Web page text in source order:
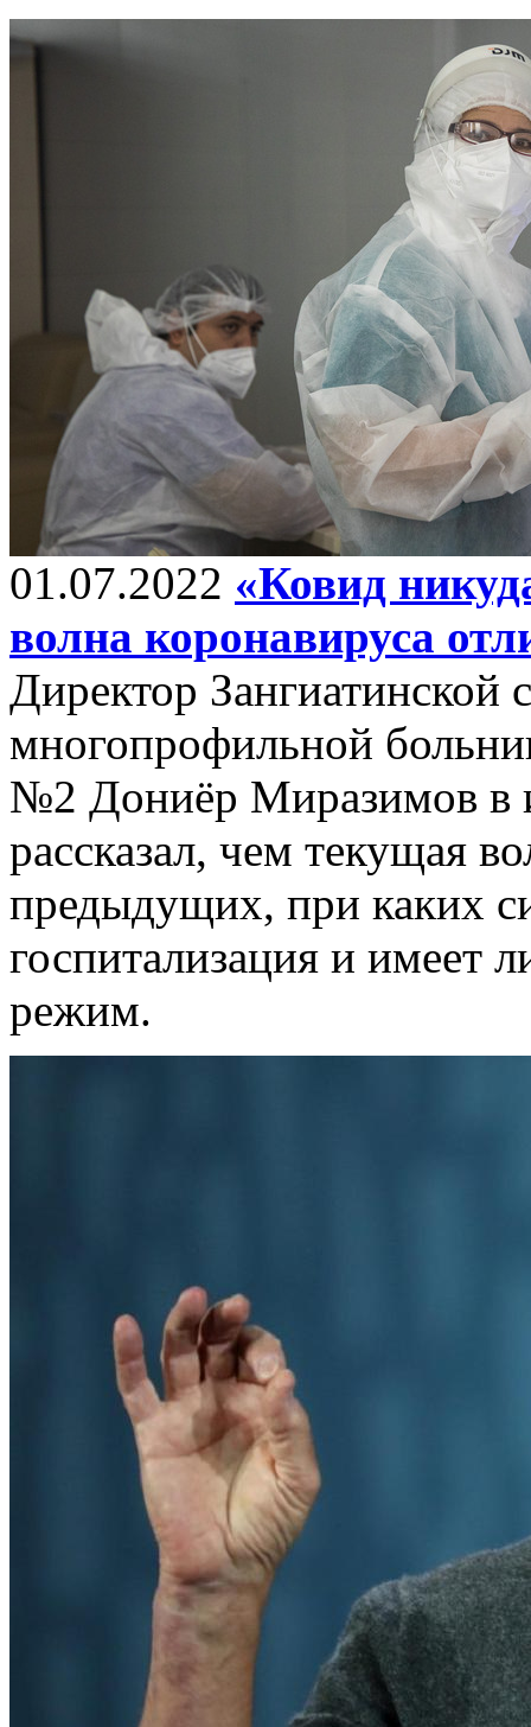
01.07.2022 «Ковид
волна коронавируса
Директор Зангиатинской
многопрофильной
№2 Дониёр Миразимов в
рассказал, чем текущая
предыдущих, при каких
госпитализация и имеет
режим.